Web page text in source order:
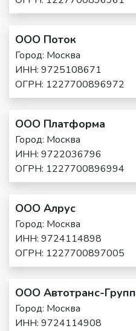
ООО Поток
Город: Москва
ИНН: 9725108671
ОГРН: 1227700896972
ООО Платформа
Город: Москва
ИНН: 9722036796
ОГРН: 1227700896994
ООО Алрус
Город: Москва
ИНН: 9724114898
ОГРН: 1227700897005
ООО Автотранс-Групп
Город: Москва
ИНН: 9724114908